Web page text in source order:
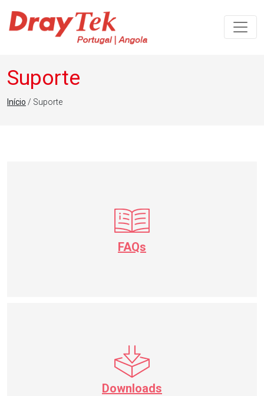
Navegação principal
Suporte
Início / Suporte
FAQs
Downloads